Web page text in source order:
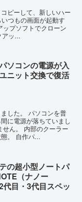
ピーして、新しいハー
つもの画面が起動す
プソフトでクローン
アッ...
ソコンの電源が入
ニット交換で復活
した。 パソコンを普
に電源が落ちていまし
ん。 内部のクーラー
。 自作パ...
の超小型ノートパ
（ナノー
代目・3代目スペッ